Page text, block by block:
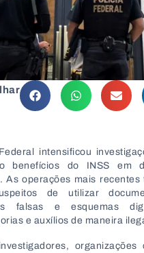
intensificou
benefícios do INSS em
As operações mais recentes
de utilizar
falsas e esquemas
e auxílios de maneira
organizações